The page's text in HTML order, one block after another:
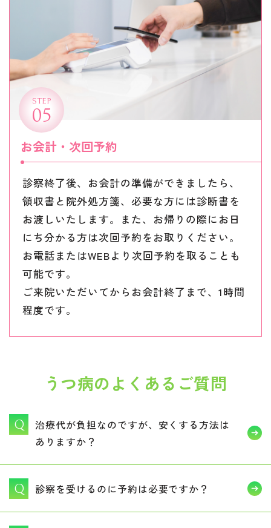
STEP
05
お会計・次回予約
診察終了後、お会計の準備ができましたら、
領収書と院外処方箋、必要な方には診断書を
お渡しいたします。また、お帰りの際にお日
にち分かる方は次回予約をお取りください。
お電話またはWEBより次回予約を取ることも
可能です。
ご来院いただいてからお会計終了まで、1時間
程度です。
うつ病のよくあるご質問
治療代が負担なのですが、安くする方法は
ありますか？
診察を受けるのに予約は必要ですか？